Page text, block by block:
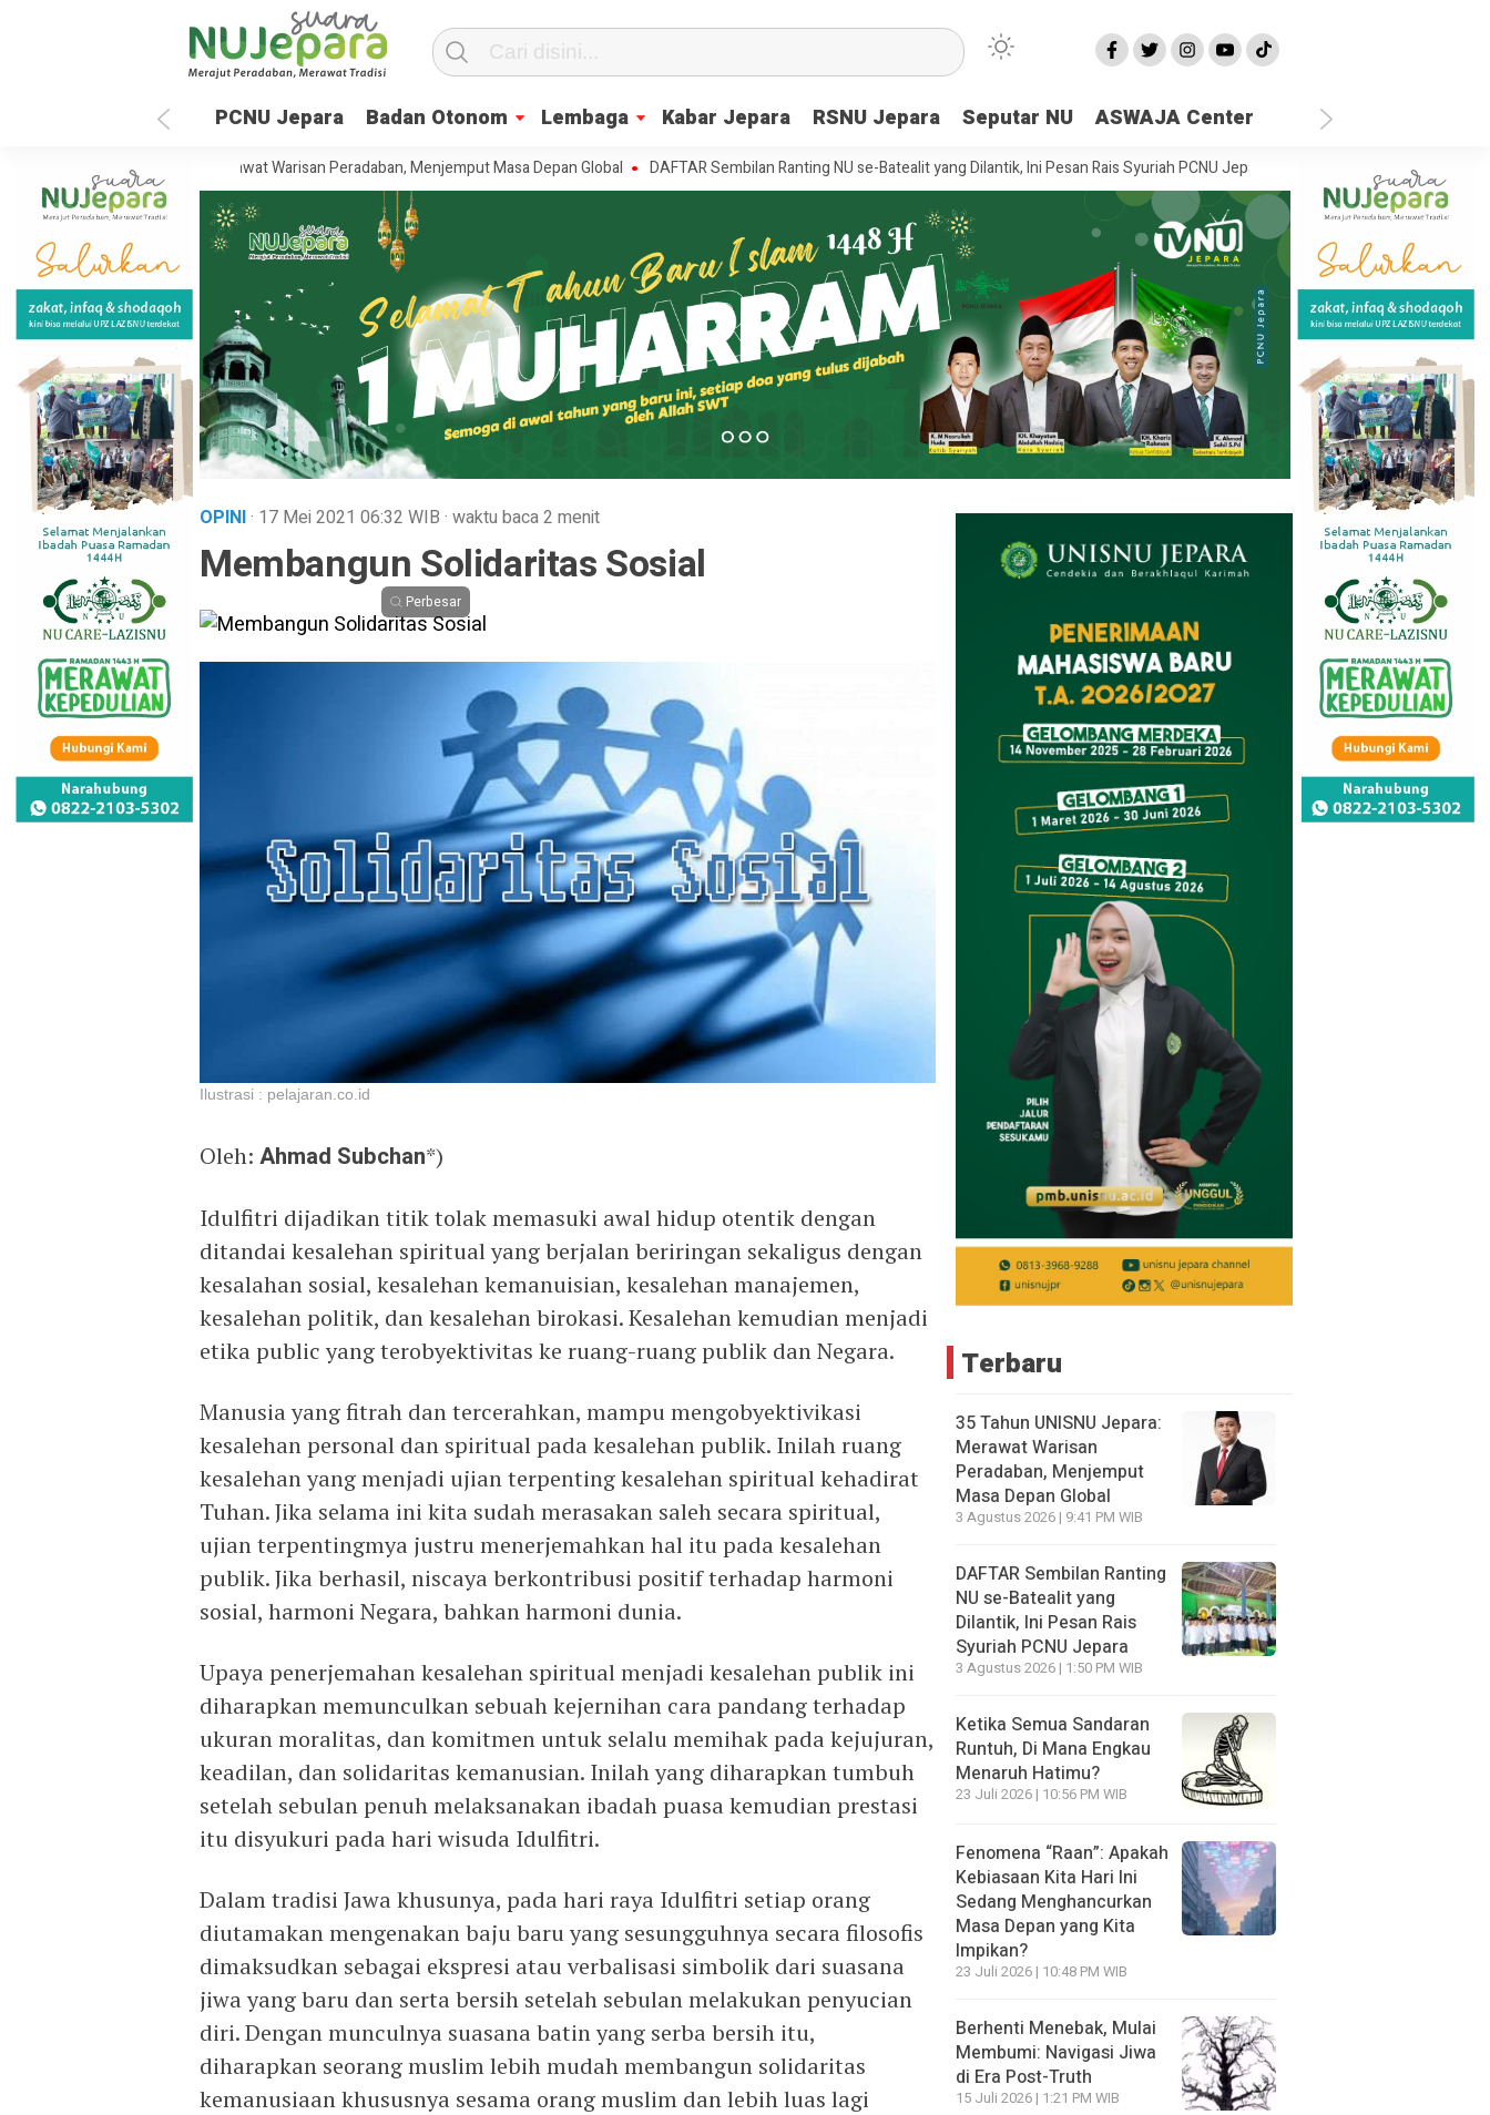
PCNU Jepara Badan Otonom Lembaga Kabar Jepara RSNU Jepara Seputar NU ASWAJA Center
UNISNU Jepara: Merawat Warisan Peradaban, Menjemput Masa Depan Global DAFTAR Sembilan Ranting NU se-Batealit yang Dilantik, Ini Pesan Rais Syuriah PCNU Jepara Ketika Semua Sandaran Runtuh, Di
OPINI· 17 Mei 2021 06:32 WIB · waktu baca 2 menit
Membangun Solidaritas Sosial
Perbesar
Ilustrasi : pelajaran.co.id
Oleh: Ahmad Subchan*)
Idulfitri dijadikan titik tolak memasuki awal hidup otentik dengan
ditandai kesalehan spiritual yang berjalan beriringan sekaligus dengan
kesalahan sosial, kesalehan kemanuisian, kesalehan manajemen,
kesalehan politik, dan kesalehan birokasi. Kesalehan kemudian menjadi
etika public yang terobyektivitas ke ruang-ruang publik dan Negara.
Manusia yang fitrah dan tercerahkan, mampu mengobyektivikasi
kesalehan personal dan spiritual pada kesalehan publik. Inilah ruang
kesalehan yang menjadi ujian terpenting kesalehan spiritual kehadirat
Tuhan. Jika selama ini kita sudah merasakan saleh secara spiritual,
ujian terpentingmya justru menerjemahkan hal itu pada kesalehan
publik. Jika berhasil, niscaya berkontribusi positif terhadap harmoni
sosial, harmoni Negara, bahkan harmoni dunia.
Upaya penerjemahan kesalehan spiritual menjadi kesalehan publik ini
diharapkan memunculkan sebuah kejernihan cara pandang terhadap
ukuran moralitas, dan komitmen untuk selalu memihak pada kejujuran,
keadilan, dan solidaritas kemanusian. Inilah yang diharapkan tumbuh
setelah sebulan penuh melaksanakan ibadah puasa kemudian prestasi
itu disyukuri pada hari wisuda Idulfitri.
Dalam tradisi Jawa khusunya, pada hari raya Idulfitri setiap orang
diutamakan mengenakan baju baru yang sesungguhnya secara filosofis
dimaksudkan sebagai ekspresi atau verbalisasi simbolik dari suasana
jiwa yang baru dan serta bersih setelah sebulan melakukan penyucian
diri. Dengan munculnya suasana batin yang serba bersih itu,
diharapkan seorang muslim lebih mudah membangun solidaritas
kemanusiaan khususnya sesama orang muslim dan lebih luas lagi
Terbaru
35 Tahun UNISNU Jepara:
Merawat Warisan
Peradaban, Menjemput
Masa Depan Global
3 Agustus 2026 | 9:41 PM WIB
DAFTAR Sembilan Ranting
NU se-Batealit yang
Dilantik, Ini Pesan Rais
Syuriah PCNU Jepara
3 Agustus 2026 | 1:50 PM WIB
Ketika Semua Sandaran
Runtuh, Di Mana Engkau
Menaruh Hatimu?
23 Juli 2026 | 10:56 PM WIB
Fenomena “Raan”: Apakah
Kebiasaan Kita Hari Ini
Sedang Menghancurkan
Masa Depan yang Kita
Impikan?
23 Juli 2026 | 10:48 PM WIB
Berhenti Menebak, Mulai
Membumi: Navigasi Jiwa
di Era Post-Truth
15 Juli 2026 | 1:21 PM WIB